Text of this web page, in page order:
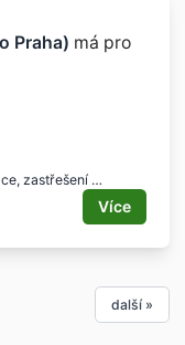
Praha) má pro
zastřešení
Více
další »